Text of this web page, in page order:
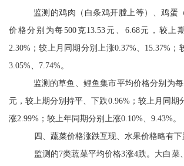
监测的鸡肉（白条鸡开膛上等）、鸡蛋
价格分别为每500 克13.53 元、 6.68元，较上
2.30% ；较上月同期分别上涨0.37%、 15.37% ；
3.05%
7.74%。
监测的草鱼、鲤鱼集市平均价格分别为每
元，较上期分别持平、下跌0.96%；较上月同期
涨2.99% ；较上年同期分别上涨0.10% 9.43%。
四、蔬菜价格涨跌互现、水果价格略有下
监测的7类蔬菜平均价格3涨4跌。 大白菜